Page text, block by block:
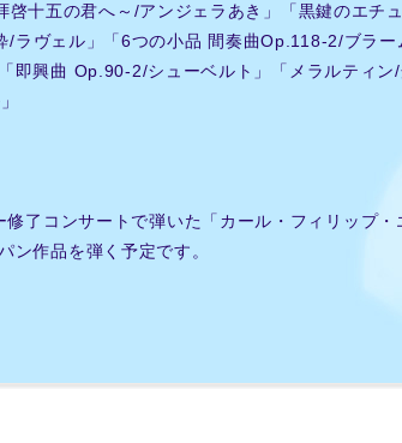
十五の君へ～/アンジェラあき」「黒鍵のエチ
/ラヴェル」「6つの小品 間奏曲Op.118-2/ブラ
即興曲 Op.90-2/シューベルト」「メラルティン
了コンサートで弾いた「カール・フィリップ
ン作品を弾く予定です。